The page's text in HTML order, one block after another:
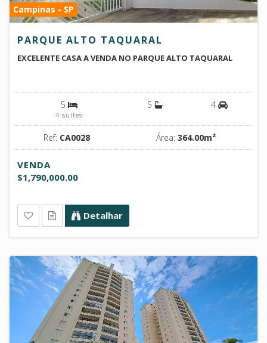
Campinas - SP
PARQUE ALTO TAQUARAL
EXCELENTE CASA A VENDA NO PARQUE ALTO TAQUARAL
5
4 suítes
5 4
Ref: CA0028 Área: 364.00m²
VENDA
$1,790,000.00
Detalhar